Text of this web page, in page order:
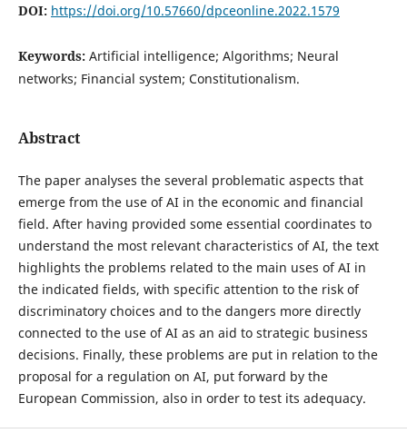
DOI: https://doi.org/10.57660/dpceonline.2022.1579
Keywords: Artificial intelligence; Algorithms; Neural
networks; Financial system; Constitutionalism.
Abstract
The paper analyses the several problematic aspects that
emerge from the use of AI in the economic and financial
field. After having provided some essential coordinates to
understand the most relevant characteristics of AI, the text
highlights the problems related to the main uses of AI in
the indicated fields, with specific attention to the risk of
discriminatory choices and to the dangers more directly
connected to the use of AI as an aid to strategic business
decisions. Finally, these problems are put in relation to the
proposal for a regulation on AI, put forward by the
European Commission, also in order to test its adequacy.